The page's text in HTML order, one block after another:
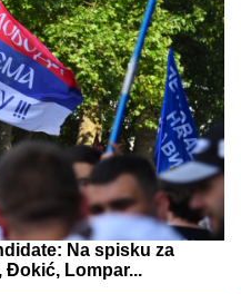
Na spisku za
Đokić, Lompar...